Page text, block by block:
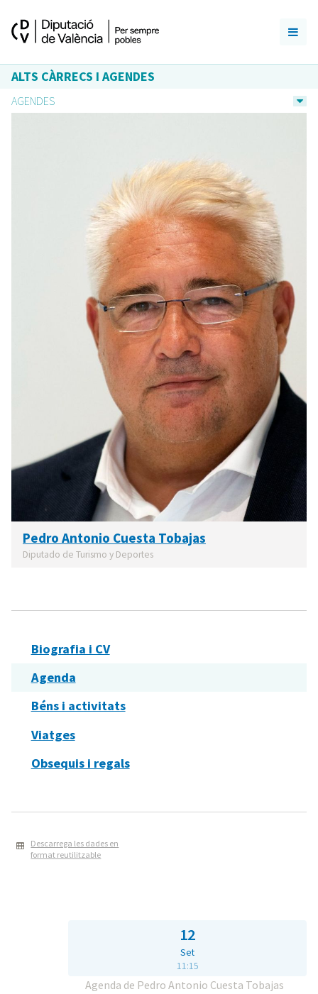
ALTS CÀRRECS I AGENDES
AGENDES
Pedro Antonio Cuesta Tobajas
Diputado de Turismo y Deportes
Biografia i CV
Agenda
Béns i activitats
Viatges
Obsequis i regals
Descarrega les dades en
format reutilitzable
12
Set
11:15
Agenda de Pedro Antonio Cuesta Tobajas